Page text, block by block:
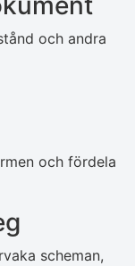
och andra
och fördela
scheman,